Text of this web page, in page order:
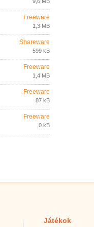
Freeware
1,3 MB
Shareware
599 kB
Freeware
1,4 MB
Freeware
87 kB
Freeware
0 kB
Játékok